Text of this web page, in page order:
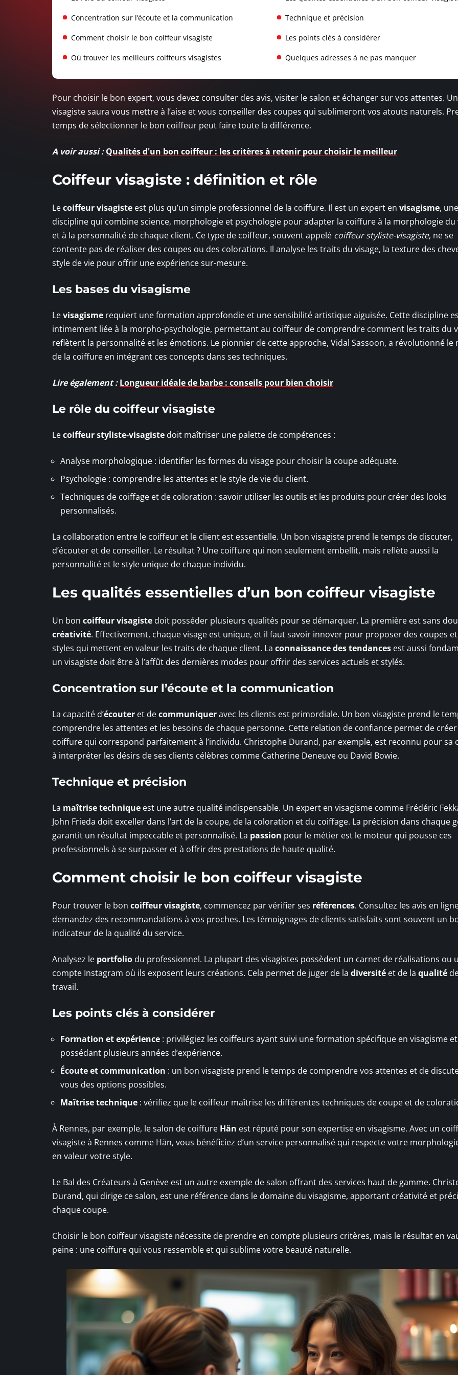
Concentration sur l’écoute et la communication Technique et précision
Comment choisir le bon coiffeur visagiste Les points clés à considérer
Où trouver les meilleurs coiffeurs visagistes Quelques adresses à ne pas manquer
Pour choisir le bon expert, vous devez consulter des avis, visiter le salon et échanger sur vos attentes.
visagiste saura vous mettre à l’aise et vous conseiller des coupes qui sublimeront vos atouts naturels.
temps de sélectionner le bon coiffeur peut faire toute la différence.
A voir aussi : Qualités d'un bon coiffeur : les critères à retenir pour choisir le meilleur
Coiffeur visagiste : définition et rôle
Lecoiffeur visagiste est plus qu’un simple professionnel de la coiffure. Il est un expert en visagisme, une
discipline qui combine science, morphologie et psychologie pour adapter la coiffure à la morphologie du
et à la personnalité de chaque client. Ce type de coiffeur, souvent appelé coiffeur styliste-visagiste, ne se
contente pas de réaliser des coupes ou des colorations. Il analyse les traits du visage, la texture des
style de vie pour offrir une expérience sur-mesure.
Les bases du visagisme
Levisagisme requiert une formation approfondie et une sensibilité artistique aiguisée. Cette discipline
intimement liée à la morpho-psychologie, permettant au coiffeur de comprendre comment les traits du
reflètent la personnalité et les émotions. Le pionnier de cette approche, Vidal Sassoon, a révolutionné le
de la coiffure en intégrant ces concepts dans ses techniques.
Lire également : Longueur idéale de barbe : conseils pour bien choisir
Le rôle du coiffeur visagiste
Lecoiffeur styliste-visagiste doit maîtriser une palette de compétences :
Analyse morphologique : identifier les formes du visage pour choisir la coupe adéquate.
Psychologie : comprendre les attentes et le style de vie du client.
Techniques de coiffage et de coloration : savoir utiliser les outils et les produits pour créer des looks
personnalisés.
La collaboration entre le coiffeur et le client est essentielle. Un bon visagiste prend le temps de discuter,
d’écouter et de conseiller. Le résultat ? Une coiffure qui non seulement embellit, mais reflète aussi la
personnalité et le style unique de chaque individu.
Les qualités essentielles d’un bon coiffeur visagiste
Un bon coiffeur visagiste doit posséder plusieurs qualités pour se démarquer. La première est sans
créativité. Effectivement, chaque visage est unique, et il faut savoir innover pour proposer des coupes
styles qui mettent en valeur les traits de chaque client. La connaissance des tendances est aussi
un visagiste doit être à l’affût des dernières modes pour offrir des services actuels et stylés.
Concentration sur l’écoute et la communication
La capacité d’écouter et decommuniqueravec les clients est primordiale. Un bon visagiste prend le
comprendre les attentes et les besoins de chaque personne. Cette relation de confiance permet de
coiffure qui correspond parfaitement à l’individu. Christophe Durand, par exemple, est reconnu pour sa
à interpréter les désirs de ses clients célèbres comme Catherine Deneuve ou David Bowie.
Technique et précision
La maîtrise technique est une autre qualité indispensable. Un expert en visagisme comme Frédéric
John Frieda doit exceller dans l’art de la coupe, de la coloration et du coiffage. La précision dans chaque
garantit un résultat impeccable et personnalisé. La passion pour le métier est le moteur qui pousse ces
professionnels à se surpasser et à offrir des prestations de haute qualité.
Comment choisir le bon coiffeur visagiste
Pour trouver le bon coiffeur visagiste, commencez par vérifier ses références. Consultez les avis en
demandez des recommandations à vos proches. Les témoignages de clients satisfaits sont souvent un
indicateur de la qualité du service.
Analysez le portfolio du professionnel. La plupart des visagistes possèdent un carnet de réalisations ou
compte Instagram où ils exposent leurs créations. Cela permet de juger de la diversité et de la qualité
travail.
Les points clés à considérer
Formation et expérience : privilégiez les coiffeurs ayant suivi une formation spécifique en visagisme et
possédant plusieurs années d’expérience.
Écoute et communication : un bon visagiste prend le temps de comprendre vos attentes et de
vous des options possibles.
Maîtrise technique : vérifiez que le coiffeur maîtrise les différentes techniques de coupe et de
À Rennes, par exemple, le salon de coiffure Hän est réputé pour son expertise en visagisme. Avec un
visagiste à Rennes comme Hän, vous bénéficiez d’un service personnalisé qui respecte votre
en valeur votre style.
Le Bal des Créateurs à Genève est un autre exemple de salon offrant des services haut de gamme.
Durand, qui dirige ce salon, est une référence dans le domaine du visagisme, apportant créativité et
chaque coupe.
Choisir le bon coiffeur visagiste nécessite de prendre en compte plusieurs critères, mais le résultat en
peine : une coiffure qui vous ressemble et qui sublime votre beauté naturelle.